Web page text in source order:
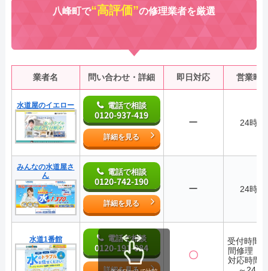
八峰町で“高評価”の修理業者を厳選
業者名 問い合わせ・詳細 即日対応 営業時
水道屋のイエロー 電話で相談
0120-937-419
詳細を見る
ー 24時間
みんなの水道屋さ
ん
電話で相談
0120-742-190
詳細を見る
ー 24時間
水道1番館 電話で相談
0120-191-084
〇
受付時間
間修理・
対応時間